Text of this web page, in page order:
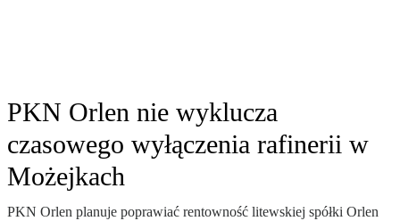
PKN Orlen nie wyklucza
czasowego wyłączenia rafinerii w
Możejkach
PKN Orlen planuje poprawiać rentowność litewskiej spółki Orlen